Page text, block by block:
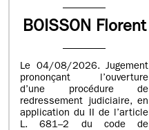
BOISSON Florent
Le 04/08/2026. Jugement
prononçant l’ouverture
d’une procédure de
redressement judiciaire, en
application du II de l’article
L. 681–2 du code de